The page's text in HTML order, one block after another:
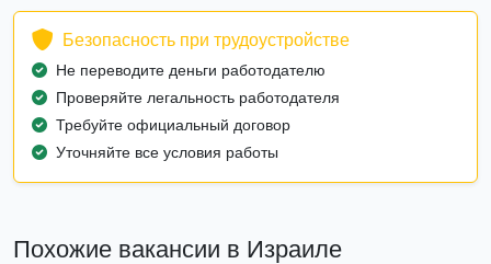
Безопасность при трудоустройстве
Не переводите деньги работодателю
Проверяйте легальность работодателя
Требуйте официальный договор
Уточняйте все условия работы
Похожие вакансии в Израиле